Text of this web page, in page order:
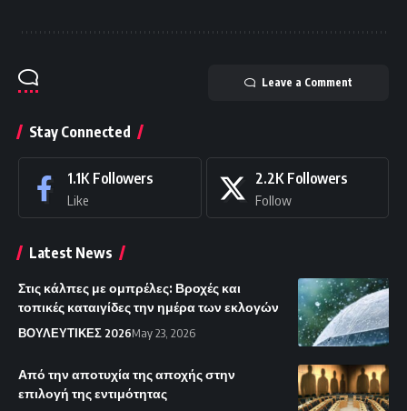
Leave a Comment
Stay Connected
1.1K Followers
Like
2.2K Followers
Follow
Latest News
Στις κάλπες με ομπρέλες: Βροχές και
τοπικές καταιγίδες την ημέρα των εκλογών
ΒΟΥΛΕΥΤΙΚΕΣ 2026May 23, 2026
Από την αποτυχία της αποχής στην
επιλογή της εντιμότητας